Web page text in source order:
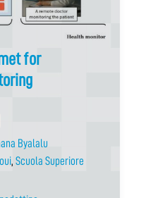
for
Byalalu
, Scuola Superiore